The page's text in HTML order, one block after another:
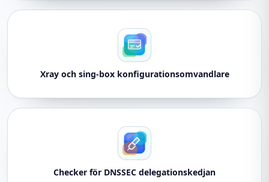
Xray och sing-box konfigurationsomvandlare
Checker för DNSSEC delegationskedjan